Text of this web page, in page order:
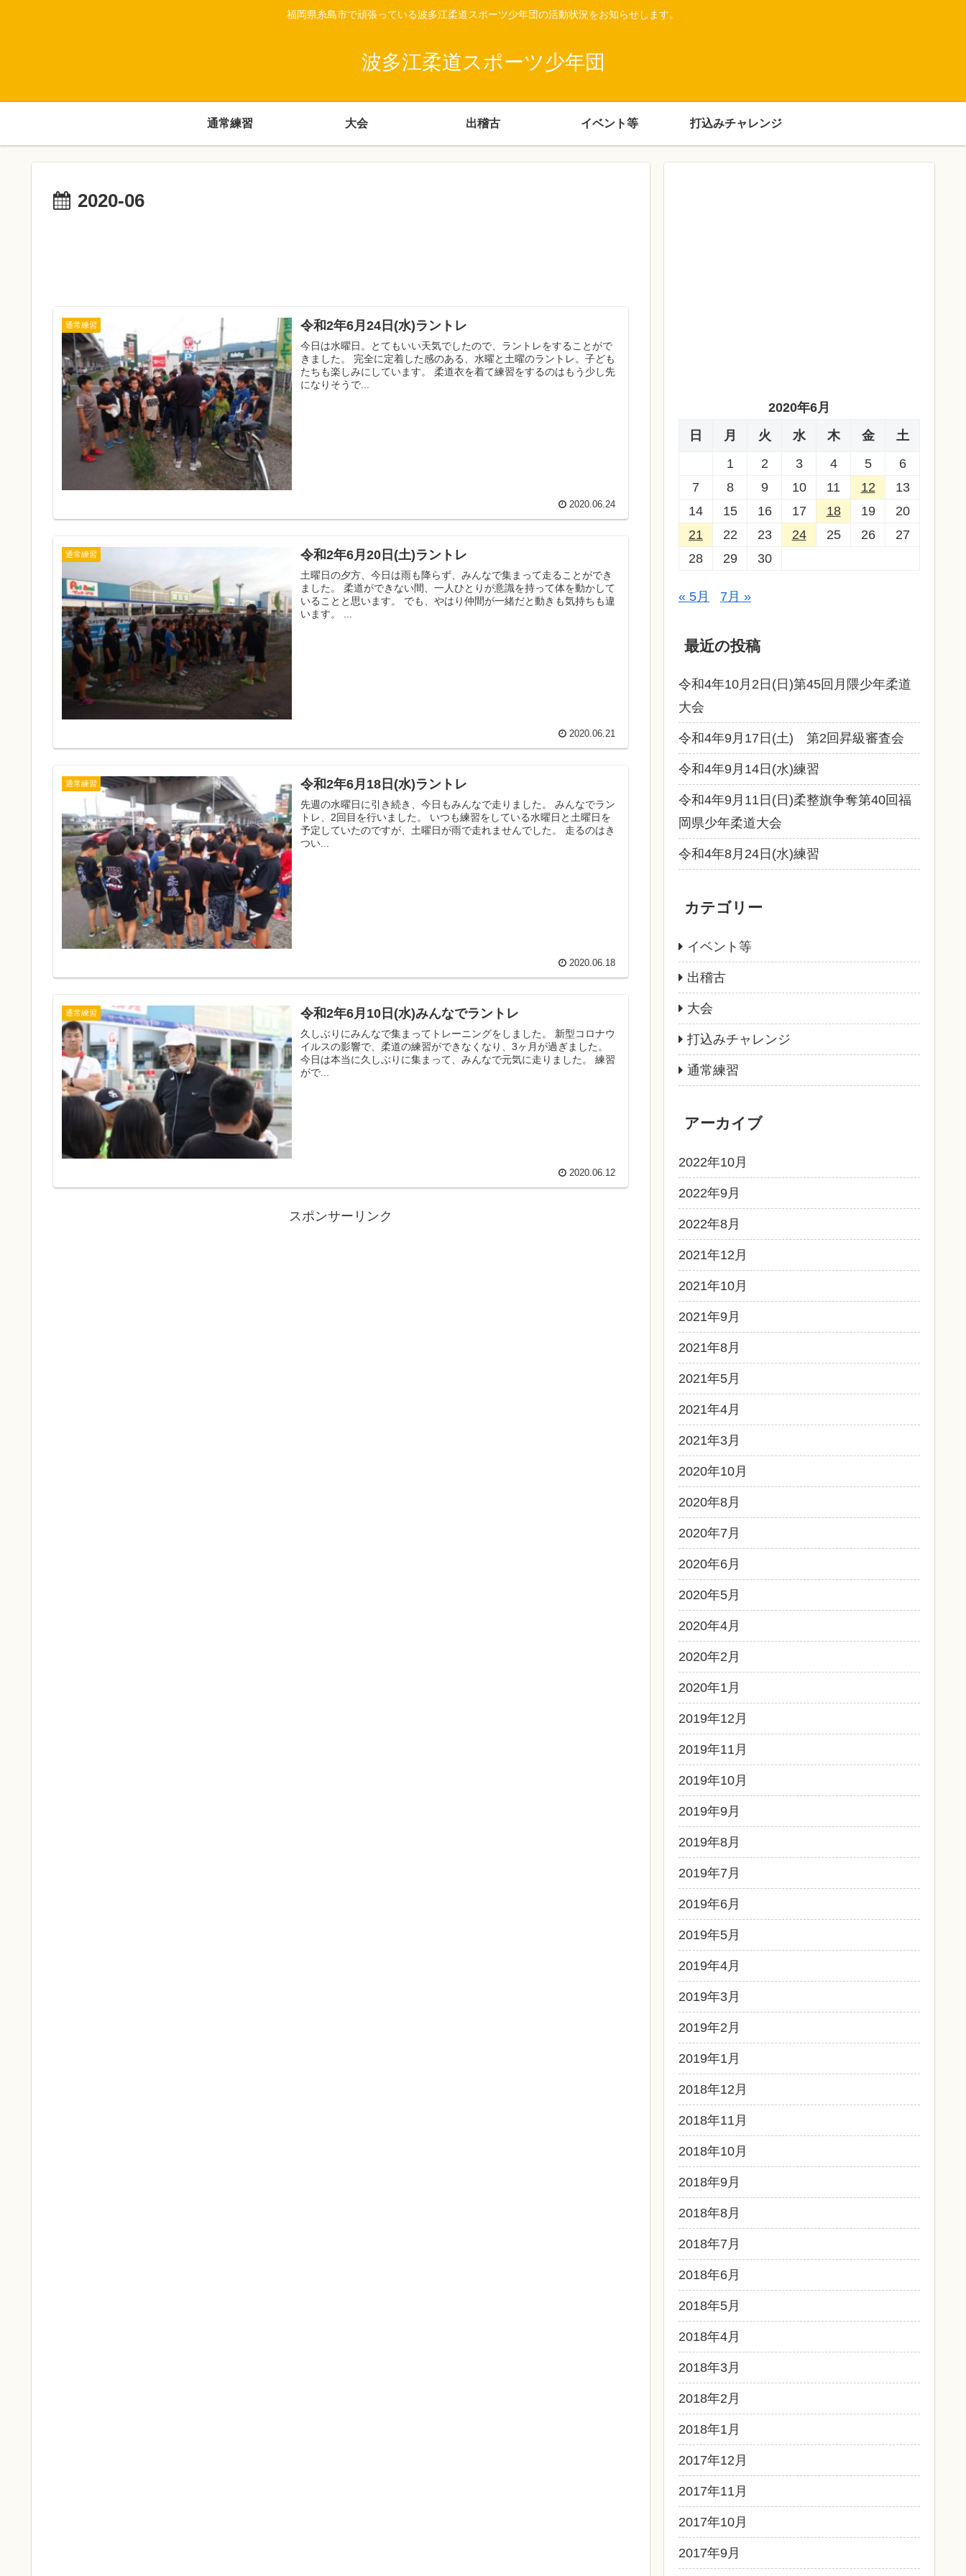
福岡県糸島市で頑張っている波多江柔道スポーツ少年団の活動状況をお知らせします。
波多江柔道スポーツ少年団
通常練習 大会 出稽古 イベント等 打込みチャレンジ
2020-06
通常練習 令和2年6月24日(水)ラントレ
今日は水曜日。とてもいい天気でしたので、ラントレをすることがで
きました。 完全に定着した感のある、水曜と土曜のラントレ。子ども
たちも楽しみにしています。 柔道衣を着て練習をするのはもう少し先
になりそうで...
2020.06.24
通常練習 令和2年6月20日(土)ラントレ
土曜日の夕方、今日は雨も降らず、みんなで集まって走ることができ
ました。 柔道ができない間、一人ひとりが意識を持って体を動かして
いることと思います。 でも、やはり仲間が一緒だと動きも気持ちも違
2020.06.21
通常練習 令和2年6月18日(水)ラントレ
先週の水曜日に引き続き、今日もみんなで走りました。 みんなでラン
トレ、2回目を行いました。 いつも練習をしている水曜日と土曜日を
予定していたのですが、土曜日が雨で走れませんでした。 走るのはき
つい...
2020.06.18
通常練習 令和2年6月10日(水)みんなでラントレ
久しぶりにみんなで集まってトレーニングをしました。 新型コロナウ
イルスの影響で、柔道の練習ができなくなり、3ヶ月が過ぎました。
今日は本当に久しぶりに集まって、みんなで元気に走りました。 練習
がで...
2020.06.12
スポンサーリンク
2020年6月
日
月 火 水 木 金
土
1
2 3 4 5
6
7
8 9 10 11 12
13
14
15 16 17 18 19
20
21
22 23 24 25 26
27
28
29 30
« 5月 7月 »
最近の投稿
令和4年10月2日(日)第45回月隈少年柔道
大会
令和4年9月17日(土) 第2回昇級審査会
令和4年9月14日(水)練習
令和4年9月11日(日)柔整旗争奪第40回福
岡県少年柔道大会
令和4年8月24日(水)練習
カテゴリー
イベント等
出稽古
大会
打込みチャレンジ
通常練習
アーカイブ
2022年10月
2022年9月
2022年8月
2021年12月
2021年10月
2021年9月
2021年8月
2021年5月
2021年4月
2021年3月
2020年10月
2020年8月
2020年7月
2020年6月
2020年5月
2020年4月
2020年2月
2020年1月
2019年12月
2019年11月
2019年10月
2019年9月
2019年8月
2019年7月
2019年6月
2019年5月
2019年4月
2019年3月
2019年2月
2019年1月
2018年12月
2018年11月
2018年10月
2018年9月
2018年8月
2018年7月
2018年6月
2018年5月
2018年4月
2018年3月
2018年2月
2018年1月
2017年12月
2017年11月
2017年10月
2017年9月